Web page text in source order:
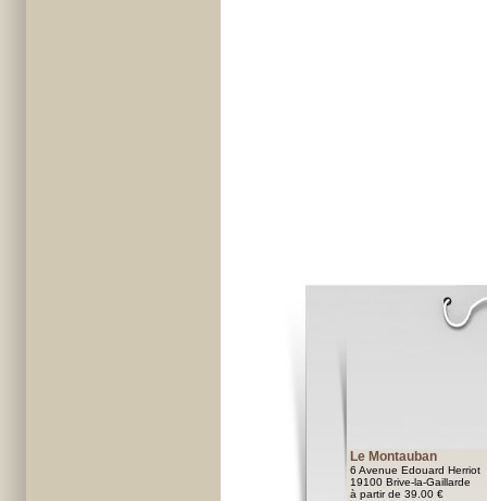
Le Montauban
6 Avenue Edouard Herriot
19100 Brive-la-Gaillarde
à partir de 39.00 €